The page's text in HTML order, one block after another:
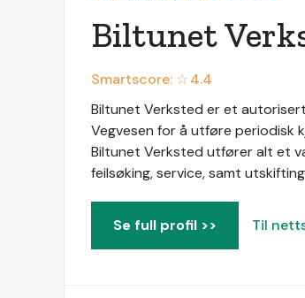
Biltunet
Smartscore: ☆4.4
Biltunet Verksted er et
Vegvesen for å utføre periodisk
Biltunet Verksted utfører alt et
feilsøking, service, samt
Se full profil >> Til